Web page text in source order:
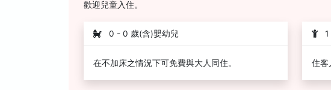
歡迎兒童入住。
0 - 0 歲(含)嬰幼兒
在不加床之情況下可免費與大人同住。 住客